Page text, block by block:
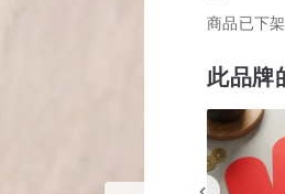
商品已下
此品牌